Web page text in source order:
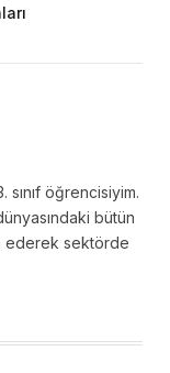
öğrencisiyim.
bütün
ederek sektörde